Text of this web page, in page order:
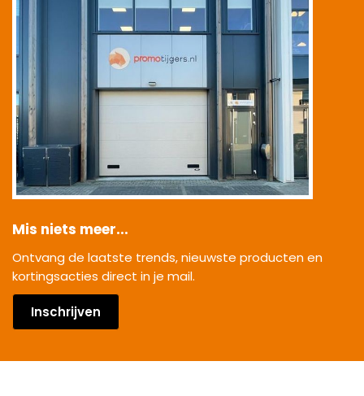
Mis niets meer...
Ontvang de laatste trends, nieuwste producten en
kortingsacties direct in je mail.
Inschrijven